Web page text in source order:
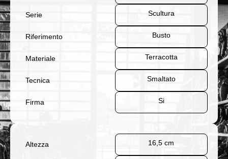
Serie Scultura
Riferimento Busto
Materiale Terracotta
Tecnica Smaltato
Firma Si
Altezza 16,5 cm